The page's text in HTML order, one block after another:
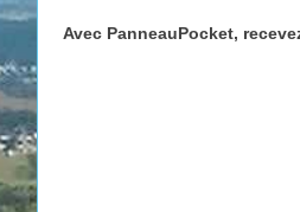
Avec PanneauPocket,